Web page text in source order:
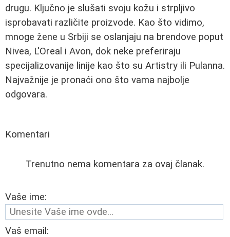
drugu. Ključno je slušati svoju kožu i strpljivo
isprobavati različite proizvode. Kao što vidimo,
mnoge žene u Srbiji se oslanjaju na brendove poput
Nivea, L'Oreal i Avon, dok neke preferiraju
specijalizovanije linije kao što su Artistry ili Pulanna.
Najvažnije je pronaći ono što vama najbolje
odgovara.
Komentari
Trenutno nema komentara za ovaj članak.
Vaše ime:
Vaš email: